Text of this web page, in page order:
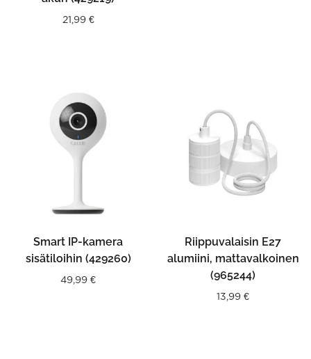
21,99 €
Smart IP-kamera
sisätiloihin (429260)
49,99 €
Riippuvalaisin E27
alumiini, mattavalkoinen
(965244)
13,99 €